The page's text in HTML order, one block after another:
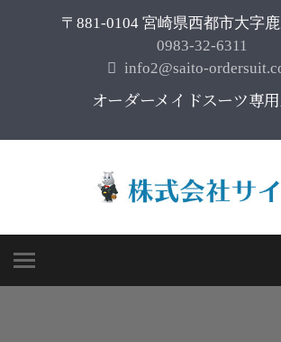
〒881-0104 宮崎県西都市大字
0983-32-6311
info2@saito-
オーダーメイドスーツ専